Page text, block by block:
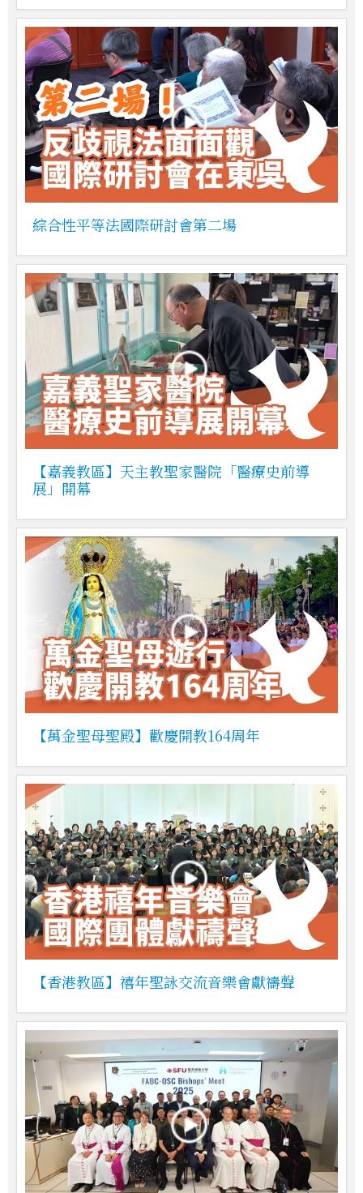
綜合性平等法國際研討會第二場
【嘉義教區】天主教聖家醫院「醫療史前導
展」開幕
【萬金聖母聖殿】歡慶開教164周年
【香港教區】禧年聖詠交流音樂會獻禱聲